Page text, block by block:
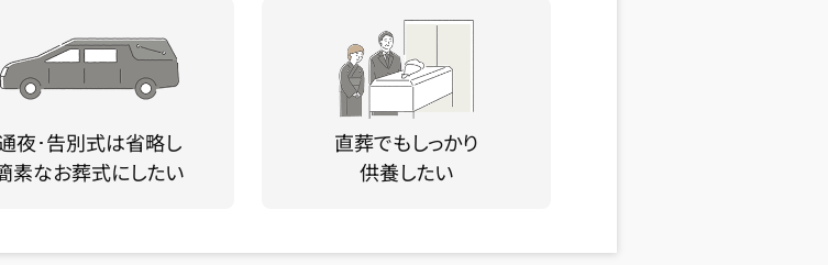
夜･告別式は省略し
素なお葬式にしたい
直葬でもしっかり
供養したい